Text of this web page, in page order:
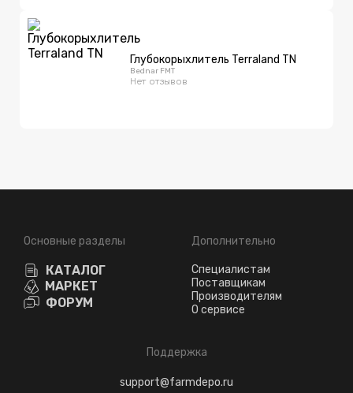
Глубокорыхлитель Terraland TN
Bednar FMT
Нет отзывов
Основные разделы
КАТАЛОГ
МАРКЕТ
ФОРУМ
Дополнительно
Специалистам
Поставщикам
Производителям
О сервисе
Поддержка
support@farmdepo.ru